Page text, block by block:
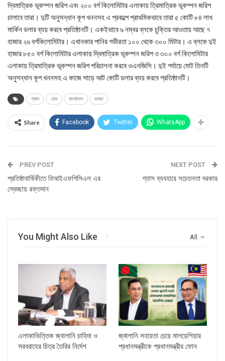
দ্বিমাত্রিক ভূকম্পন জরিপ এবং ২০০ বর্গ কিলোমিটার এলাকায় ত্রিমাত্রিক ভূকম্পন জরিপ
চালাবে তারা। দুটি অনুসন্ধান কূপ খননসহ এ প্রকল্পে প্রাথমিকভাবে তারা ৫ কোটি ৮৪ লাখ
মার্কিন ডলার ব্যয় করবে প্রতিষ্ঠানটি। একইভাবে ৯ নম্বর ব্লকে চুক্তির আওতায় আছে ৭
হাজার ২৬ বর্গকিলোমিটার। এখানকার পানির গভীরতা ১০০ থেকে ৩০০ মিটার। এ ব্লকে দুই
হাজার ৮৫০ বর্গ কিলোমিটার এলাকায় দ্বিমাত্রিক ভূকম্পন জরিপ ও ৩০০ বর্গ কিলোমিটার
এলাকায় ত্রিমাত্রিক ভূকম্পন জরিপ পরিচালনা করবে ওএনজিসি। দুই পর্যায়ে মোট তিনটি
অনুসন্ধান কূপ খননসহ এ কাজে সাড়ে আট কোটি ডলার ব্যয় করবে প্রতিষ্ঠানটি।
গ্যাস তেল বাংলাদেশ ভারত
Share Facebook Twitter WhatsApp
PREV POST
প্রতিষ্ঠাবার্ষিকীতে বিআইএফপিসিএল এর
স্বেচ্ছায় রক্তদান
NEXT POST
গ্যাস ব্যবহারে সচেতনতা দরকার
All
You Might Also Like
এলাকাভিত্তিক জ্বালানি চাহিদা ও
সরবরাহের চিত্র তৈরির নির্দেশ
জ্বালানি সহায়তা চেয়ে মালয়েশিয়ার
প্রধানমন্ত্রীকে প্রধানমন্ত্রীর ফোন